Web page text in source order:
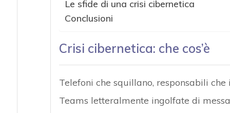
Le sfide di una crisi cibernetica
Conclusioni
Crisi cibernetica: che cos’è
Telefoni che squillano, responsabili
Teams letteralmente ingolfate di